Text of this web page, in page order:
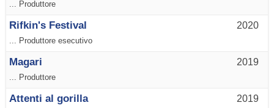
... Produttore
2020
Rifkin's Festival
... Produttore esecutivo
2019
Magari
... Produttore
2019
Attenti al gorilla